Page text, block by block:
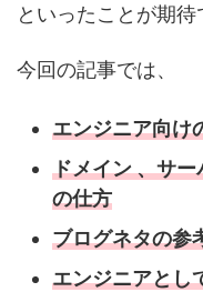
といったことが期待
今回の記事では、
エンジニア向け
ドメイン 、サ
の仕方
ブログネタの参
エンジニアとし